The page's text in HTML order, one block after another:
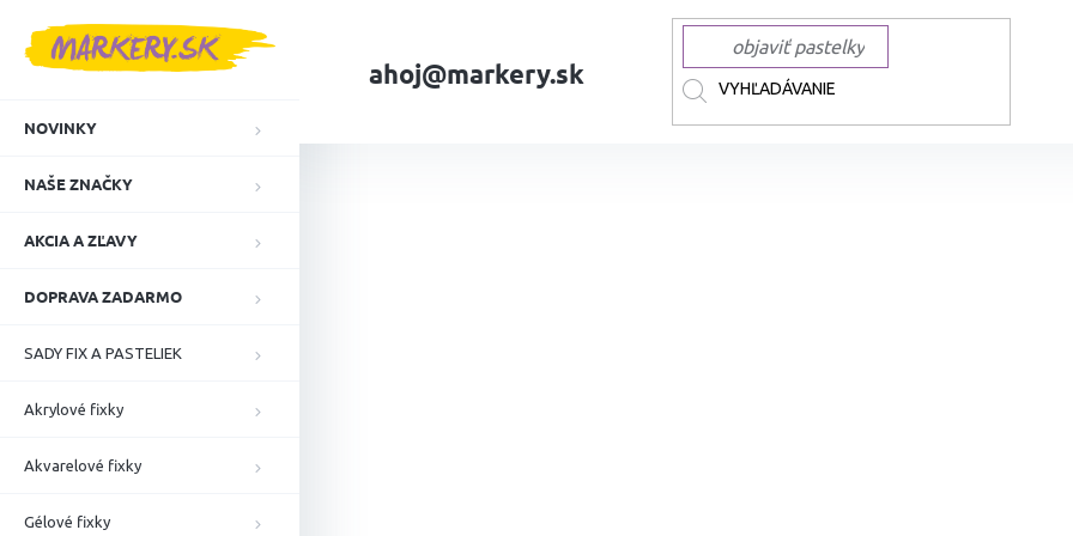
ahoj@markery.sk
NOVINKY
NAŠE ZNAČKY
AKCIA A ZĽAVY
DOPRAVA ZADARMO
SADY FIX A PASTELIEK
Akrylové fixky
Akvarelové fixky
Gélové fixky